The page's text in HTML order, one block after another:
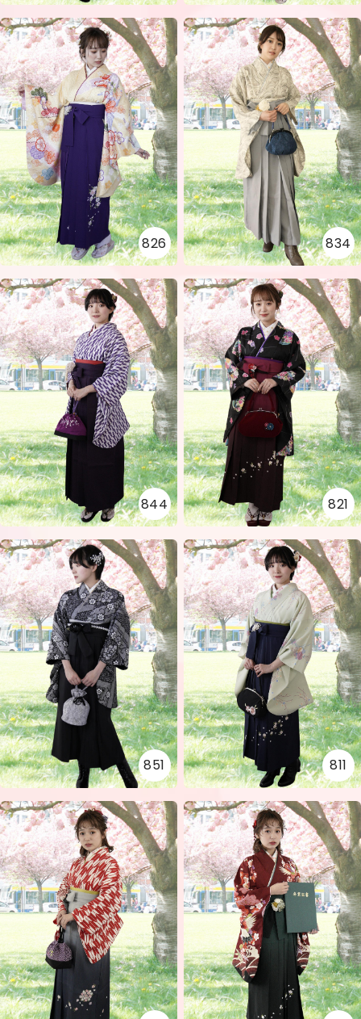
826 834
844 821
851 811